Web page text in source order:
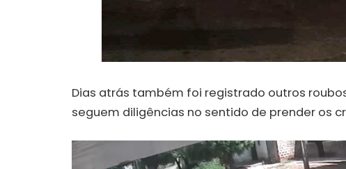
Dias atrás também foi registrado outros roubos
seguem diligências no sentido de prender os
Tocador